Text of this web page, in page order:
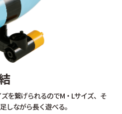
を繋げられるのでM・Lサイズ、そ
しながら長く遊べる。